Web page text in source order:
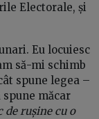
Electorale, și
Eu locuiesc
să-mi schimb
spune legea –
măcar
de rușine cu o